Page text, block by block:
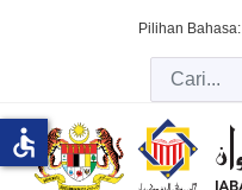
Pilihan Bahasa:
accessible